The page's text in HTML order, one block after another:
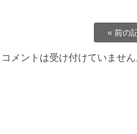
« 前の
コメントは受け付けていませ